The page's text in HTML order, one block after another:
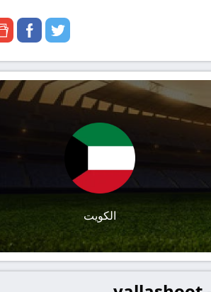
twitter
facebook
google
الكويت